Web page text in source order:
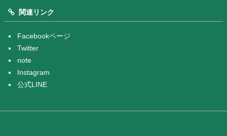
関連リンク
Facebookページ
Twitter
note
Instagram
公式LINE